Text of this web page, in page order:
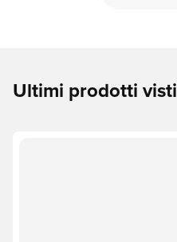
Ultimi prodotti visti